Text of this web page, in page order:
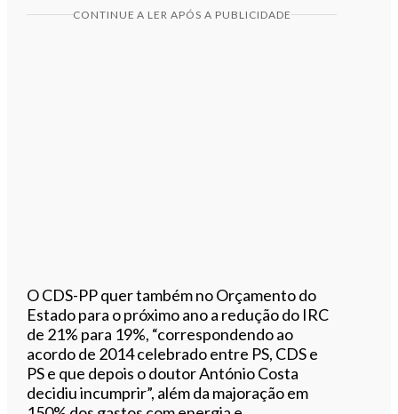
CONTINUE A LER APÓS A PUBLICIDADE
O CDS-PP quer também no Orçamento do
Estado para o próximo ano a redução do IRC
de 21% para 19%, “correspondendo ao
acordo de 2014 celebrado entre PS, CDS e
PS e que depois o doutor António Costa
decidiu incumprir”, além da majoração em